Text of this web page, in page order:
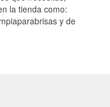
la tienda como:
y de